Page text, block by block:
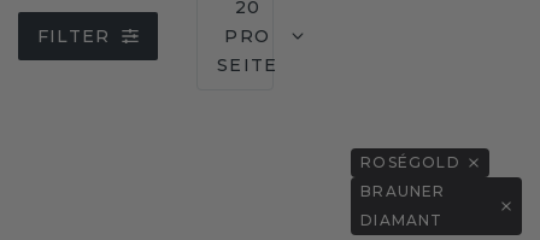
FILTER
20
PRO
SEITE
ROSÉGOLD
BRAUNER
DIAMANT